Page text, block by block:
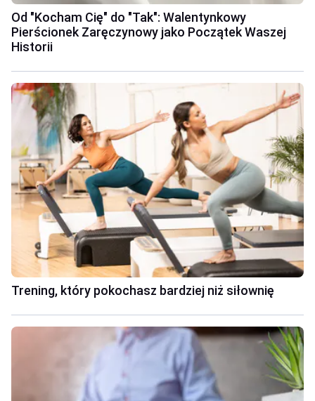
Od "Kocham Cię" do "Tak": Walentynkowy
Pierścionek Zaręczynowy jako Początek Waszej
Historii
Trening, który pokochasz bardziej niż siłownię